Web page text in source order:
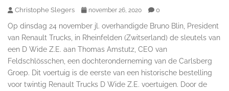
Christophe Slegers november 26, 2020 0
Op dinsdag 24 november jl. overhandigde Bruno Blin, President
van Renault Trucks, in Rheinfelden (Zwitserland) de sleutels van
een D Wide Z.E. aan Thomas Amstutz, CEO van
Feldschlösschen, een dochteronderneming van de Carlsberg
Groep. Dit voertuig is de eerste van een historische bestelling
voor twintig Renault Trucks D Wide Z.E. voertuigen. Door de